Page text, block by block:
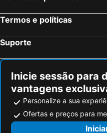
B&B HOTEL Stuttgart-Vaihingen
Hotel Le Village
Jaz in the City Stuttgart
Abalon Hotel Ideal
Hotel Adler
Hotel Koch
Termos e políticas
Suporte
Inicie sessão para
vantagens
Personalize a sua
Ofertas e preços para